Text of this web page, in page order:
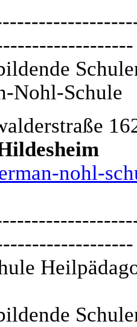
Nohl-Schule
nohl-